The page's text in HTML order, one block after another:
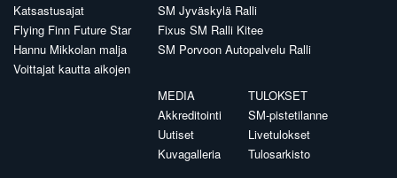
Katsastusajat
Flying Finn Future Star
Hannu Mikkolan malja
Voittajat kautta aikojen
SM Jyväskylä Ralli
Fixus SM Ralli Kitee
SM Porvoon Autopalvelu Ralli
MEDIA
Akkreditointi
Uutiset
Kuvagalleria
TULOKSET
SM-pistetilanne
Livetulokset
Tulosarkisto